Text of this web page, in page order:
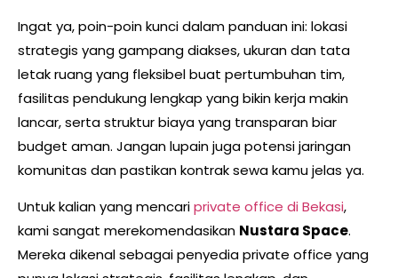
Ingat ya, poin-poin kunci dalam panduan ini: lokasi
strategis yang gampang diakses, ukuran dan tata
letak ruang yang fleksibel buat pertumbuhan tim,
fasilitas pendukung lengkap yang bikin kerja makin
lancar, serta struktur biaya yang transparan biar
budget aman. Jangan lupain juga potensi jaringan
komunitas dan pastikan kontrak sewa kamu jelas ya.
Untuk kalian yang mencariprivate office di Bekasi,
kami sangat merekomendasikan Nustara Space.
Mereka dikenal sebagai penyedia private office yang